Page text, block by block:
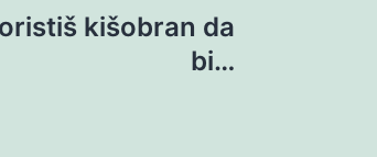
kišobran da
bi…